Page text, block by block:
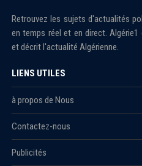
Retrouvez les sujets d'actualités
en temps réel et en direct.
et décrit l'actualité Algérienne.
LIENS UTILES
à propos de Nous
Contactez-nous
Publicités